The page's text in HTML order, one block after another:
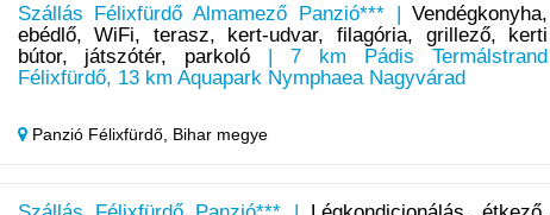
Szállás Félixfürdő Almamező Panzió*** |Vendégkonyha,
ebédlő, WiFi, terasz, kert-udvar, filagória, grillező, kerti
bútor, játszótér, parkoló | 7 km Pádis Termálstrand
Félixfürdő, 13 km Aquapark Nymphaea Nagyvárad
Panzió Félixfürdő, Bihar megye